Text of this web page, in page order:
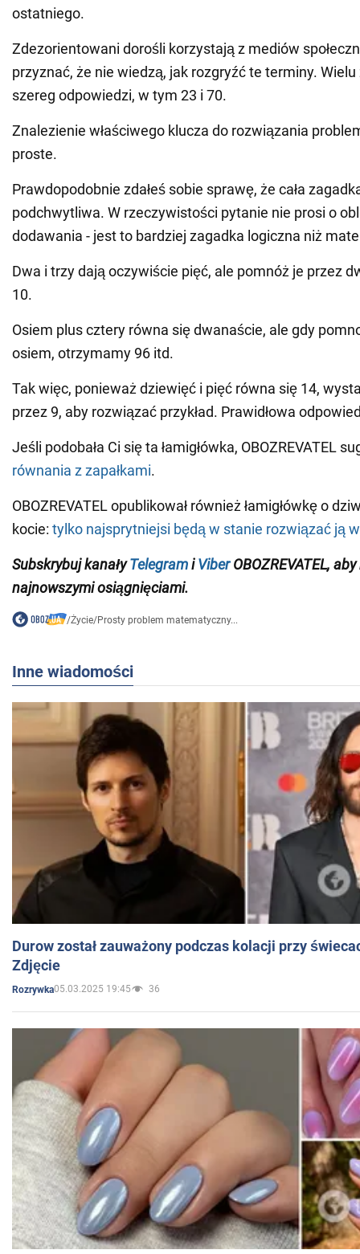
ostatniego.
Zdezorientowani dorośli korzystają z mediów
przyznać, że nie wiedzą, jak rozgryźć te terminy.
szereg odpowiedzi, w tym 23 i 70.
Znalezienie właściwego klucza do rozwiązania
proste.
Prawdopodobnie zdałeś sobie sprawę, że cała
podchwytliwa. W rzeczywistości pytanie nie prosi o
dodawania - jest to bardziej zagadka logiczna niż
Dwa i trzy dają oczywiście pięć, ale pomnóż je przez
10.
Osiem plus cztery równa się dwanaście, ale gdy
osiem, otrzymamy 96 itd.
Tak więc, ponieważ dziewięć i pięć równa się 14,
przez 9, aby rozwiązać przykład. Prawidłowa
Jeśli podobała Ci się ta łamigłówka, OBOZREVATEL
równania z zapałkami.
OBOZREVATEL opublikował również łamigłówkę o
kocie: tylko najsprytniejsi będą w stanie rozwiązać ją
Subskrybuj kanałyTelegramiViber OBOZREVATEL,
najnowszymiosiągnięciami.
/Życie/Prosty problem matematyczny...
Inne wiadomości
Durow został zauważony podczas kolacji przy
Zdjęcie
Rozrywka05.03.2025 19:45 36